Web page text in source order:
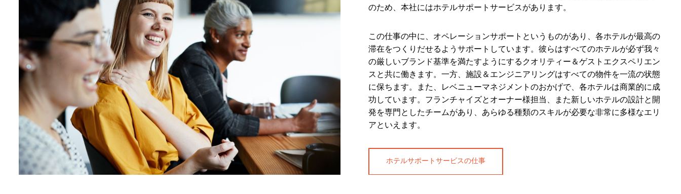
のため、本社にはホテルサポートサービスがあります。
この仕事の中に、オペレーションサポートというものがあり、各ホテルが最高の
滞在をつくりだせるようサポートしています。彼らはすべてのホテルが必ず我々
の厳しいブランド基準を満たすようにするクオリティー＆ゲストエクスペリエン
スと共に働きます。一方、施設＆エンジニアリングはすべての物件を一流の状態
に保ちます。また、レベニューマネジメントのおかげで、各ホテルは商業的に成
功しています。フランチャイズとオーナー様担当、また新しいホテルの設計と開
発を専門としたチームがあり、あらゆる種類のスキルが必要な非常に多様なエリ
アといえます。
ホテルサポートサービスの仕事